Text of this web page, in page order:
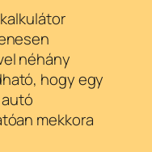
néhány
hogy egy
mekkora